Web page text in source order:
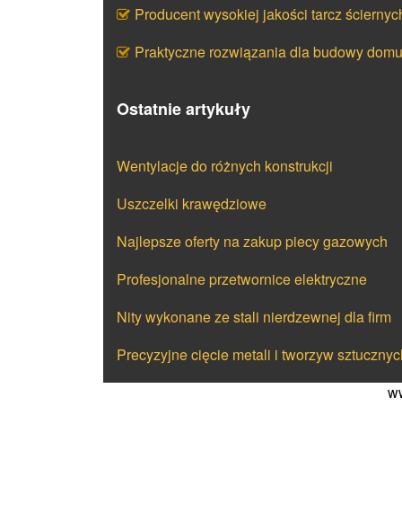
Producent wysokiej jakości tarcz
Praktyczne rozwiązania dla budowy domu
Ostatnie artykuły
Wentylacje do różnych konstrukcji
Uszczelki krawędziowe
Najlepsze oferty na zakup piecy gazowych
Profesjonalne przetwornice elektryczne
Nity wykonane ze stali nierdzewnej dla firm
Precyzyjne cięcie metali i tworzyw